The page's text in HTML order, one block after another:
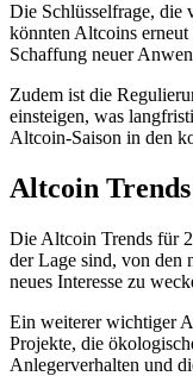
Die Schlüsselfrage, die
könnten Altcoins
Schaffung neuer
Zudem ist die
einsteigen, was
Altcoin-Saison in den
Altcoin
Die Altcoin Trends für
der Lage sind, von den
neues Interesse zu
Ein weiterer wichtiger
Projekte, die
Anlegerverhalten und